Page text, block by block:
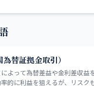
替証拠金取引）
よって為替差益や金利差収益
的に利益を狙えるが、リスク